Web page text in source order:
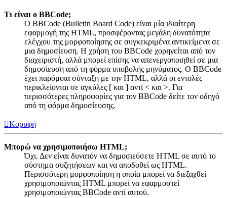
Τι είναι ο BBCode;
Ο BBCode (Bulletin Board Code) είναι μία ιδιαίτερη
εφαρμογή της HTML, προσφέροντας μεγάλη δυνατότητα
ελέγχου της μορφοποίησης σε συγκεκριμένα αντικείμενα σε
μια δημοσίευση. Η χρήση του BBCode χορηγείται από τον
διαχειριστή, αλλά μπορεί επίσης να απενεργοποιηθεί σε μια
δημοσίευση από τη φόρμα υποβολής μηνύματος. Ο BBCode
έχει παρόμοια σύνταξη με την HTML, αλλά οι εντολές
περικλείονται σε αγκύλες [ και ] αντί < και >. Για
περισσότερες πληροφορίες για τον BBCode δείτε τον οδηγό
από τη φόρμα δημοσίευσης.
Κορυφή
Μπορώ να χρησιμοποιήσω HTML;
Όχι. Δεν είναι δυνατόν να δημοσιεύσετε HTML σε αυτό το
σύστημα συζητήσεων και να αποδοθεί ως HTML.
Περισσότερη μορφοποίηση η οποία μπορεί να διεξαχθεί
χρησιμοποιώντας HTML μπορεί να εφαρμοστεί
χρησιμοποιώντας BBCode αντί αυτού.